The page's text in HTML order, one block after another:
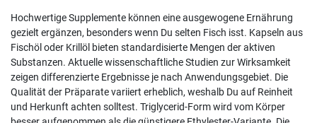
Hochwertige Supplemente können eine ausgewogene Ernährung
gezielt ergänzen, besonders wenn Du selten Fisch isst. Kapseln aus
Fischöl oder Krillöl bieten standardisierte Mengen der aktiven
Substanzen. Aktuelle wissenschaftliche Studien zur Wirksamkeit
zeigen differenzierte Ergebnisse je nach Anwendungsgebiet. Die
Qualität der Präparate variiert erheblich, weshalb Du auf Reinheit
und Herkunft achten solltest. Triglycerid-Form wird vom Körper